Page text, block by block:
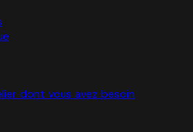
dont vous avez besoin